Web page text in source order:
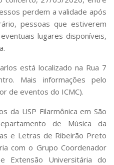
perdem a validade após
pessoas que estiverem
lugares disponíveis,
está localizado na Rua 7
Mais informações pelo
de eventos do ICMC).
da USP Filarmônica em São
de Música da
e Letras de Ribeirão Preto
com o Grupo Coordenador
Extensão Universitária do